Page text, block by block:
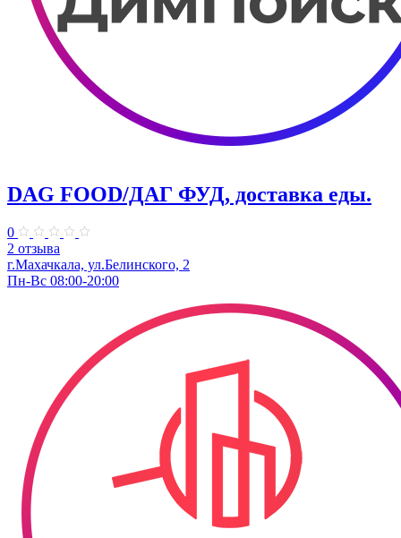
DAG FOOD/ДАГ ФУД, доставка еды.
0
2 отзыва
г.Махачкала, ул.Белинского, 2
Пн-Вс 08:00-20:00